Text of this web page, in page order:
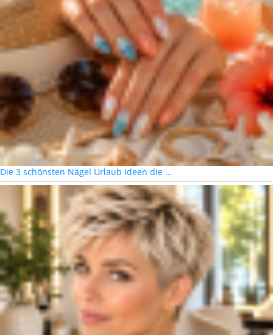
Die 3 schönsten Nägel Urlaub Ideen die …